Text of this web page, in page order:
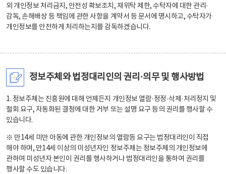
외 개인정보 처리금지, 안전성 확보조치, 재위탁 제한, 수탁자에 대한 관리·
감독, 손해배상 등 책임에 관한 사항을 계약서 등 문서에 명시하고, 수탁자가
개인정보를 안전하게 처리하는지를 감독하겠습니다.
정보주체와 법정대리인의 권리·의무 및 행사방법
1. 정보주체는 진흥원에 대해 언제든지 개인정보 열람·정정·삭제·처리정지 및
철회 요구, 자동화된 결정에 대한 거부 또는 설명 요구 등의 권리를 행사할 수
있습니다.
※ 만14세 미만 아동에 관한 개인정보의 열람등 요구는 법정대리인이 직접
해야 하며, 만14세 이상의 미성년자인 정보주체는 정보주체의 개인정보에
관하여 미성년자 본인이 권리를 행사하거나 법정대리인을 통하여 권리를
행사할 수도 있습니다.